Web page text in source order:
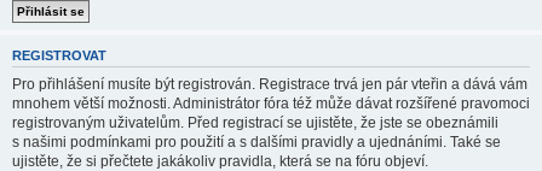
REGISTROVAT
Pro přihlášení musíte být registrován. Registrace trvá jen pár vteřin a dává vám
mnohem větší možnosti. Administrátor fóra též může dávat rozšířené pravomoci
registrovaným uživatelům. Před registrací se ujistěte, že jste se obeznámili
s našimi podmínkami pro použití a s dalšími pravidly a ujednáními. Také se
ujistěte, že si přečtete jakákoliv pravidla, která se na fóru objeví.